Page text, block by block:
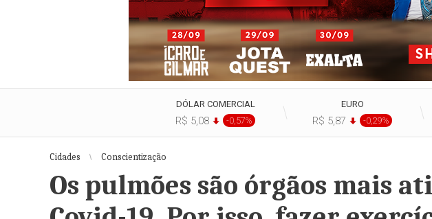
DÓLAR COMERCIAL
R$ 5,08 -0,57%
EURO
R$ 5,87 -0,29%
Cidades Conscientização
Os pulmões são órgãos mais